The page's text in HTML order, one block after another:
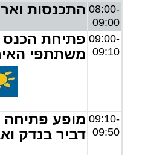
08:00-
09:00
התכנסות
09:00-
09:10
פתיחת הכנס
משתתפי
09:10-
09:50
מופע
דביר בנדק